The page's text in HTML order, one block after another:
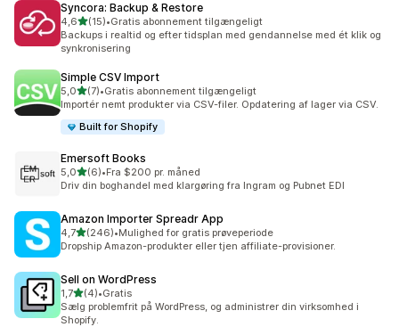
Syncora: Backup & Restore
4,6ud af 5 stjerner
(15)
15 anmeldelser i alt
•Gratis abonnement tilgængeligt
Backups i realtid og efter tidsplan med gendannelse med ét klik og
synkronisering
Simple CSV Import
5,0ud af 5 stjerner
(7)
7 anmeldelser i alt
•Gratis abonnement tilgængeligt
Importér nemt produkter via CSV-filer. Opdatering af lager via CSV.
Built for Shopify
Emersoft Books
5,0ud af 5 stjerner
(6)
6 anmeldelser i alt
•Fra $200 pr. måned
Driv din boghandel med klargøring fra Ingram og Pubnet EDI
Amazon Importer Spreadr App
4,7ud af 5 stjerner
(246)
246 anmeldelser i alt
•Mulighed for gratis prøveperiode
Dropship Amazon-produkter eller tjen affiliate-provisioner.
Sell on WordPress
1,7ud af 5 stjerner
(4)
4 anmeldelser i alt
•Gratis
Sælg problemfrit på WordPress, og administrer din virksomhed i
Shopify.